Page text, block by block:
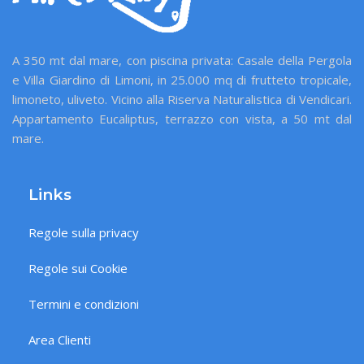
A 350 mt dal mare, con piscina privata: Casale della Pergola
e Villa Giardino di Limoni, in 25.000 mq di frutteto tropicale,
limoneto, uliveto. Vicino alla Riserva Naturalistica di Vendicari.
Appartamento Eucaliptus, terrazzo con vista, a 50 mt dal
mare.
Links
Regole sulla privacy
Regole sui Cookie
Termini e condizioni
Area Clienti